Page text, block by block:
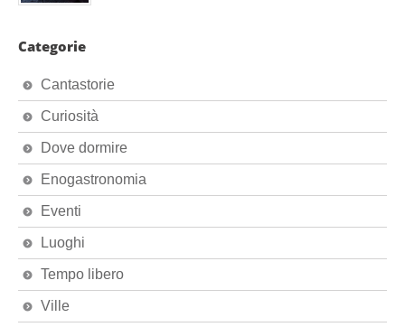
Categorie
Cantastorie
Curiosità
Dove dormire
Enogastronomia
Eventi
Luoghi
Tempo libero
Ville